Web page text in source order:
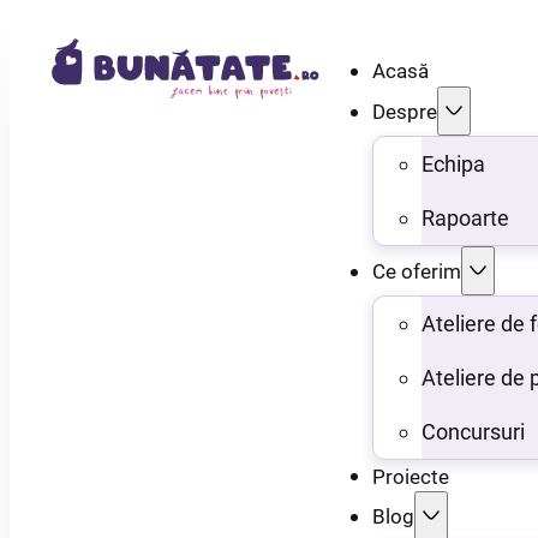
Acasă
Despre
Echipa
Rapoarte
Ce oferim
Ateliere de
Ateliere de
Concursuri
Proiecte
Blog